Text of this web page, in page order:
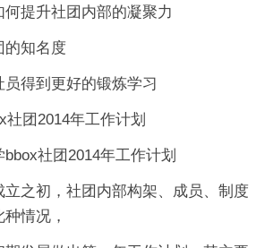
何提升社团内部的凝聚力
的知名度
员得到更好的锻炼学习
社团2014年工作计划
社团2014年工作计划
立之初，社团内部构架、成员、制度
情况，